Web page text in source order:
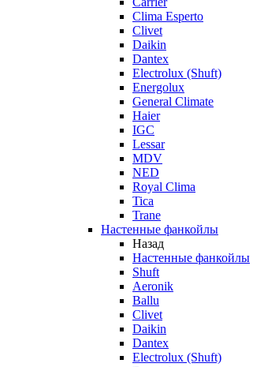
Clima Esperto
Clivet
Daikin
Dantex
Electrolux (Shuft)
Energolux
General Climate
Haier
IGC
Lessar
MDV
NED
Royal Clima
Tica
Trane
Настенные фанкойлы
Назад
Настенные фанкойлы
Shuft
Aeronik
Ballu
Clivet
Daikin
Dantex
Electrolux (Shuft)